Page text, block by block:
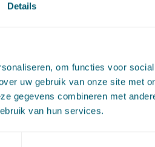
Details
om functies voor
uw gebruik van onze site met
gegevens combineren met
van hun services.
heden
geregeld?
systematiek van de
is tot wijziging van het
(bij provinciale